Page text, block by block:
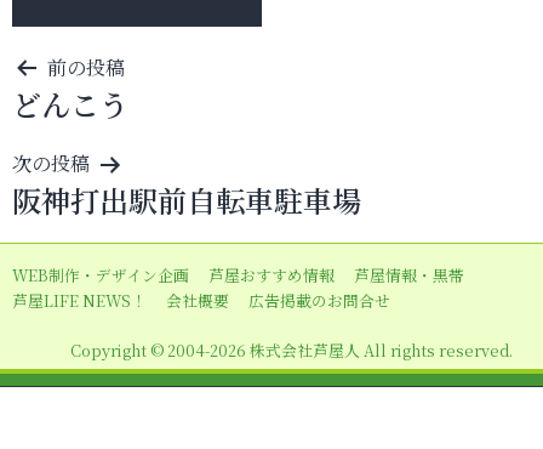
投
稿
ナ
ビ
ゲ
ー
シ
ン
前の投稿
どんこう
次の投稿
阪神打出駅前自転車駐車場
WEB制作・デザイン企画 芦屋おすすめ情報
芦屋情報・黒帯
芦屋LIFE NEWS！
会社概要 広告掲載のお問合せ
Copyright © 2004-2026 株式会社芦屋人 All rights reserved.